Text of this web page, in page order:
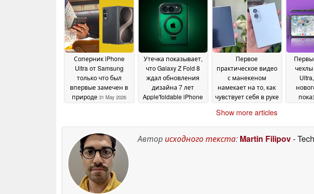
конструкцию iPhone
Ultra03 June 2026
дисплей без складок
весом 201 г02 June 2026
Соперник iPhone
Ultra от Samsung
только что был
впервые замечен в
природе 31 May 2026
Утечка показывает,
что Galaxy Z Fold 8
ждал обновления
дизайна 7 лет
Apple'foldable iPhone
Первое
практическое видео
с манекеном
намекает на то, как
чувствует себя в руке
Ultra от Samsung28
Show more articles
Авторисходного текста: Martin Filipov-